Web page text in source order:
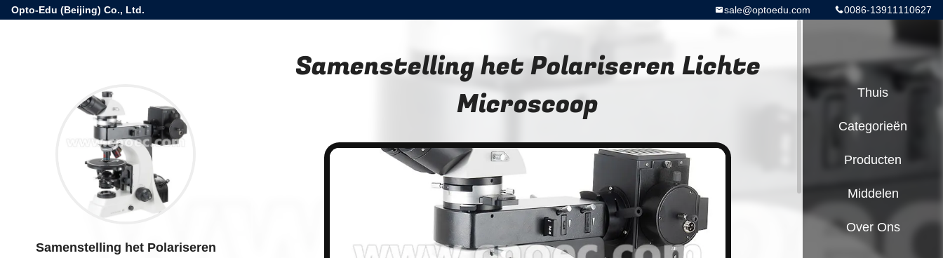
Opto-Edu (Beijing) Co., Ltd. 0086-13911110627
sale@optoedu.com
Samenstelling het Polariseren
Samenstelling het Polariseren Lichte
Microscoop
Thuis
Categorieën
Producten
Middelen
Over Ons